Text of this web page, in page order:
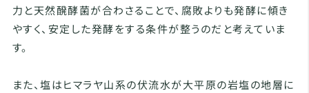
力と天然醗酵菌が合わさることで、腐敗よりも発酵に傾き
やすく、安定した発酵をする条件が整うのだと考えていま
す。
また、塩はヒマラヤ山系の伏流水が大平原の岩塩の地層に